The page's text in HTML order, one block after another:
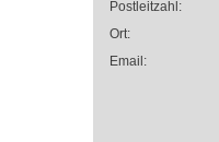
Postleitzahl:
Ort:
Email: